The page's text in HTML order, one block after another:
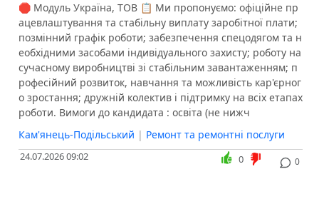
🛑 Модуль Україна, ТОВ 📋 Ми пропонуємо: офіційне пр
ацевлаштування та стабільну виплату заробітної плати;
позмінний графік роботи; забезпечення спецодягом та н
еобхідними засобами індивідуального захисту; роботу на
сучасному виробництві зі стабільним завантаженням; п
рофесійний розвиток, навчання та можливість кар'єрног
о зростання; дружній колектив і підтримку на всіх етапах
роботи. Вимоги до кандидата : освіта (не нижч
Кам'янець-Подільський | Ремонт та ремонтні послуги
24.07.2026 09:02 0
0